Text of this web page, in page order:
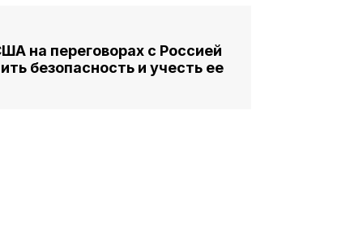
на переговорах с Россией
безопасность и учесть ее